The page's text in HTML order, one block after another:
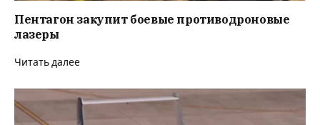
Пентагон закупит боевые противодроновые
лазеры
Читать далее